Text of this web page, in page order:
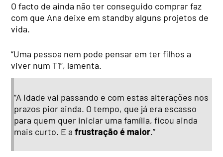
O facto de ainda não ter conseguido comprar faz
com que Ana deixe em standby alguns projetos de
vida.
“Uma pessoa nem pode pensar em ter filhos a
viver num T1”, lamenta.
“A idade vai passando e com estas alterações nos
prazos pior ainda. O tempo, que já era escasso
para quem quer iniciar uma família, ficou ainda
mais curto. E afrustração é maior.”